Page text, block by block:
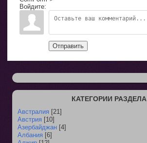
Войдите:
Отправить
КАТЕГОРИИ РАЗДЕЛА
Австралия [21]
Австрия [10]
Азербайджан [4]
Албания [6]